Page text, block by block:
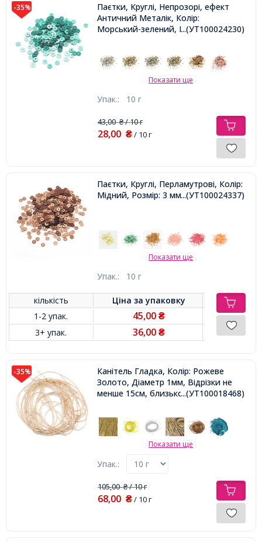
-35%
Паєтки, Круглі, Непрозорі, ефект
Античний Металік, Колір:
Морський-зелений, Розмір: 4 мм,
...(УТ100024230)
Показати ще
Упак.: 10 г
43,00₴/ 10 г
28,00 ₴/ 10 г
Паєтки, Круглі, Перламутрові, Колір:
Мідний, Розмір: 3 мм,...(УТ100024337)
Показати ще
Упак.: 10 г
кількість Ціна заупаковку
1-2 упак.
45,00₴
3+ упак. 36,00₴
-35%
Канітель Гладка, Колір: Рожеве
Золото, Діаметр 1мм, Відрізки не
менше 15см, близько 580см / 10г,
...(УТ100018468)
Показати ще
Упак.:
105,00₴/ 10 г
68,00 ₴/ 10 г